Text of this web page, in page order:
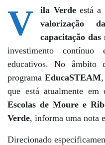
V ila Verdeestá a
valorização
capacitação das
investimento
educativos. No âmbito
programa EducaSTEAM,
que está atualmente em
Escolas de Moure e
Verde, informa uma nota
Direcionado